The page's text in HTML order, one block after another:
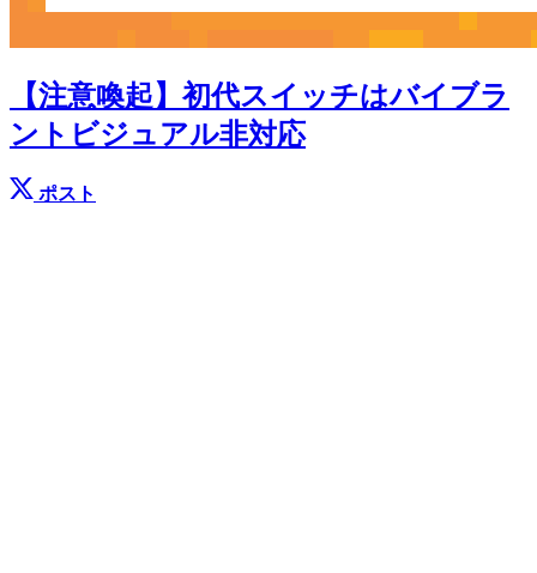
【注意喚起】初代スイッチはバイブラ
ントビジュアル非対応
ポスト